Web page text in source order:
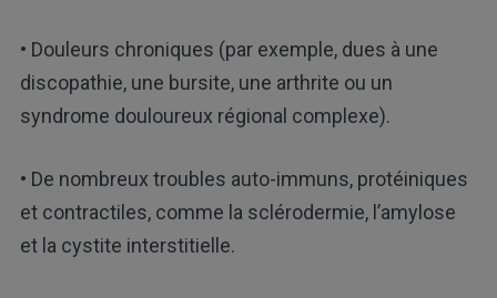
• Douleurs chroniques (par exemple, dues à une
discopathie, une bursite, une arthrite ou un
syndrome douloureux régional complexe).
• De nombreux troubles auto-immuns, protéiniques
et contractiles, comme la sclérodermie, l’amylose
et la cystite interstitielle.